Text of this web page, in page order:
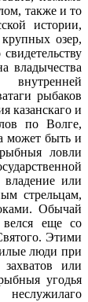
также и то
истории,
озер,
владычества
рыбаков
казанскаго и
по Волге,
может быть и
ловли
или
стрельцам,
Обычай
велся еще со
Этими
люди при
или
угодья